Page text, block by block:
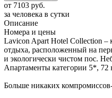
от 7103 руб.
за человека в сутки
Описание
Номера и цены
Lavicon Apart Hotel Collection –
отдыха, расположенный на
и экологически чистом пос.
Апартаменты категории 5*,
Больше никаких